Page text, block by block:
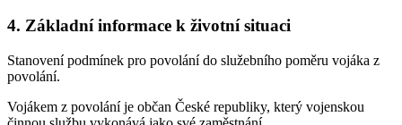
4. Základní informace k životní situaci
Stanovení podmínek pro povolání do služebního poměru vojáka z
povolání.
Vojákem z povolání je občan České republiky, který vojenskou